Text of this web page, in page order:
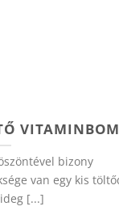
bizony
van egy kis
[...]